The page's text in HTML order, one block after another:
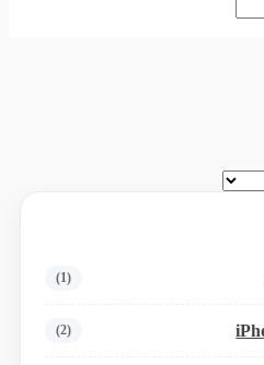
(1)
(2)